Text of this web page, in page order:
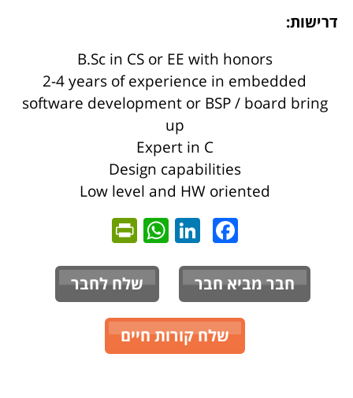
דרישות:
B.Sc in CS or EE with honors
2-4 years of experience in embedded
software development or BSP / board bring
up
Expert in C
Design capabilities
Low level and HW oriented
Facebook
LinkedIn
WhatsApp
חבר מביא חבר שלח לחבר
שלח קורות חיים